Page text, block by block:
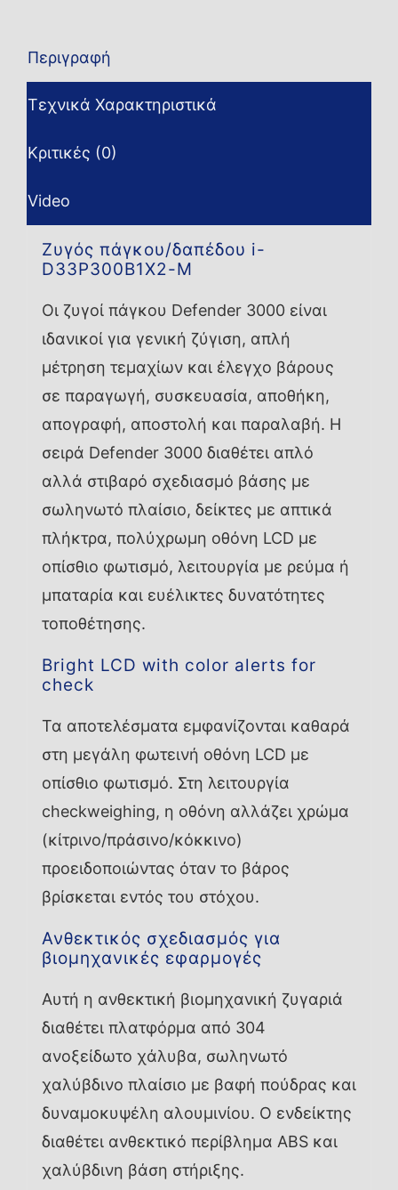
Περιγραφή
Τεχνικά Χαρακτηριστικά
Κριτικές (0)
Video
Ζυγός πάγκου/δαπέδου i-
D33P300B1X2-M
Οι ζυγοί πάγκου Defender 3000 είναι
ιδανικοί για γενική ζύγιση, απλή
μέτρηση τεμαχίων και έλεγχο βάρους
σε παραγωγή, συσκευασία, αποθήκη,
απογραφή, αποστολή και παραλαβή. Η
σειρά Defender 3000 διαθέτει απλό
αλλά στιβαρό σχεδιασμό βάσης με
σωληνωτό πλαίσιο, δείκτες με απτικά
πλήκτρα, πολύχρωμη οθόνη LCD με
οπίσθιο φωτισμό, λειτουργία με ρεύμα ή
μπαταρία και ευέλικτες δυνατότητες
τοποθέτησης.
Bright LCD with color alerts for
check
Τα αποτελέσματα εμφανίζονται καθαρά
στη μεγάλη φωτεινή οθόνη LCD με
οπίσθιο φωτισμό. Στη λειτουργία
checkweighing, η οθόνη αλλάζει χρώμα
(κίτρινο/πράσινο/κόκκινο)
προειδοποιώντας όταν το βάρος
βρίσκεται εντός του στόχου.
Ανθεκτικός σχεδιασμός για
βιομηχανικές εφαρμογές
Αυτή η ανθεκτική βιομηχανική ζυγαριά
διαθέτει πλατφόρμα από 304
ανοξείδωτο χάλυβα, σωληνωτό
χαλύβδινο πλαίσιο με βαφή πούδρας και
δυναμοκυψέλη αλουμινίου. Ο ενδείκτης
διαθέτει ανθεκτικό περίβλημα ABS και
χαλύβδινη βάση στήριξης.